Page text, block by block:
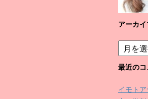
アーカイ
ア
ー
カ
ブ
最近のコ
イモト